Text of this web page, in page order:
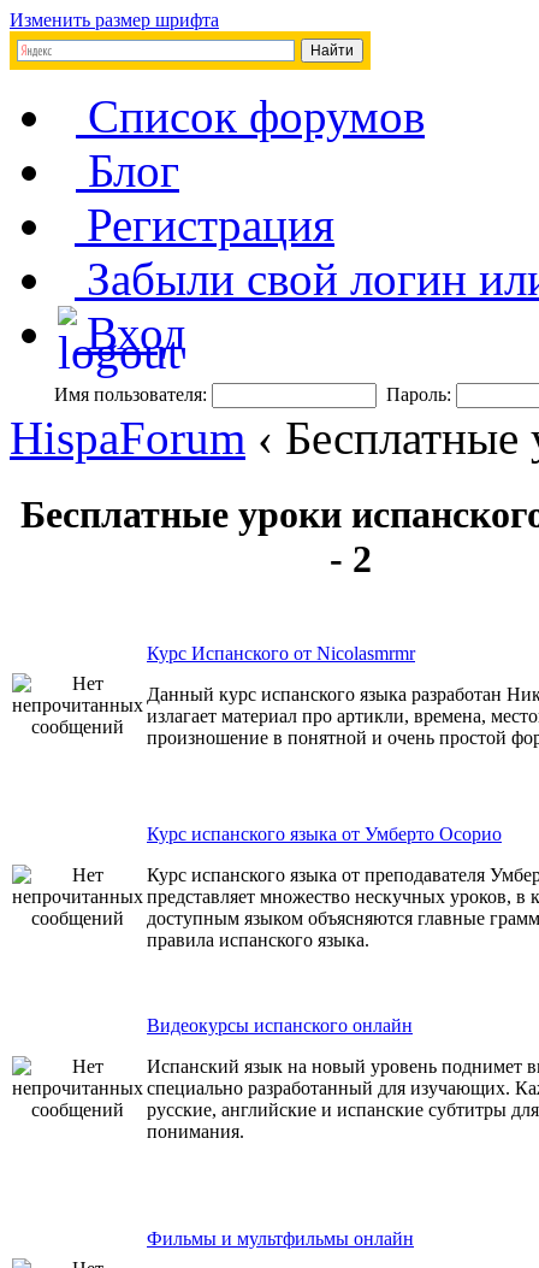
Изменить размер шрифта
Список форумов
Блог
Регистрация
Забыли свой логин
Вход
Имя пользователя: Пароль:
HispaForum ‹
Бесплатные уроки
- 2
Курс Испанского от Nicolasmrmr
Данный курс испанского языка разработан
излагает материал про артикли, времена,
произношение в понятной и очень простой
Курс испанского языка от Умберто Осорио
Курс испанского языка от преподавателя
представляет множество нескучных уроков, в
доступным языком объясняются главные
правила испанского языка.
Видеокурсы испанского онлайн
Испанский язык на новый уровень поднимет
специально разработанный для изучающих.
русские, английские и испанские субтитры
понимания.
Фильмы и мультфильмы онлайн